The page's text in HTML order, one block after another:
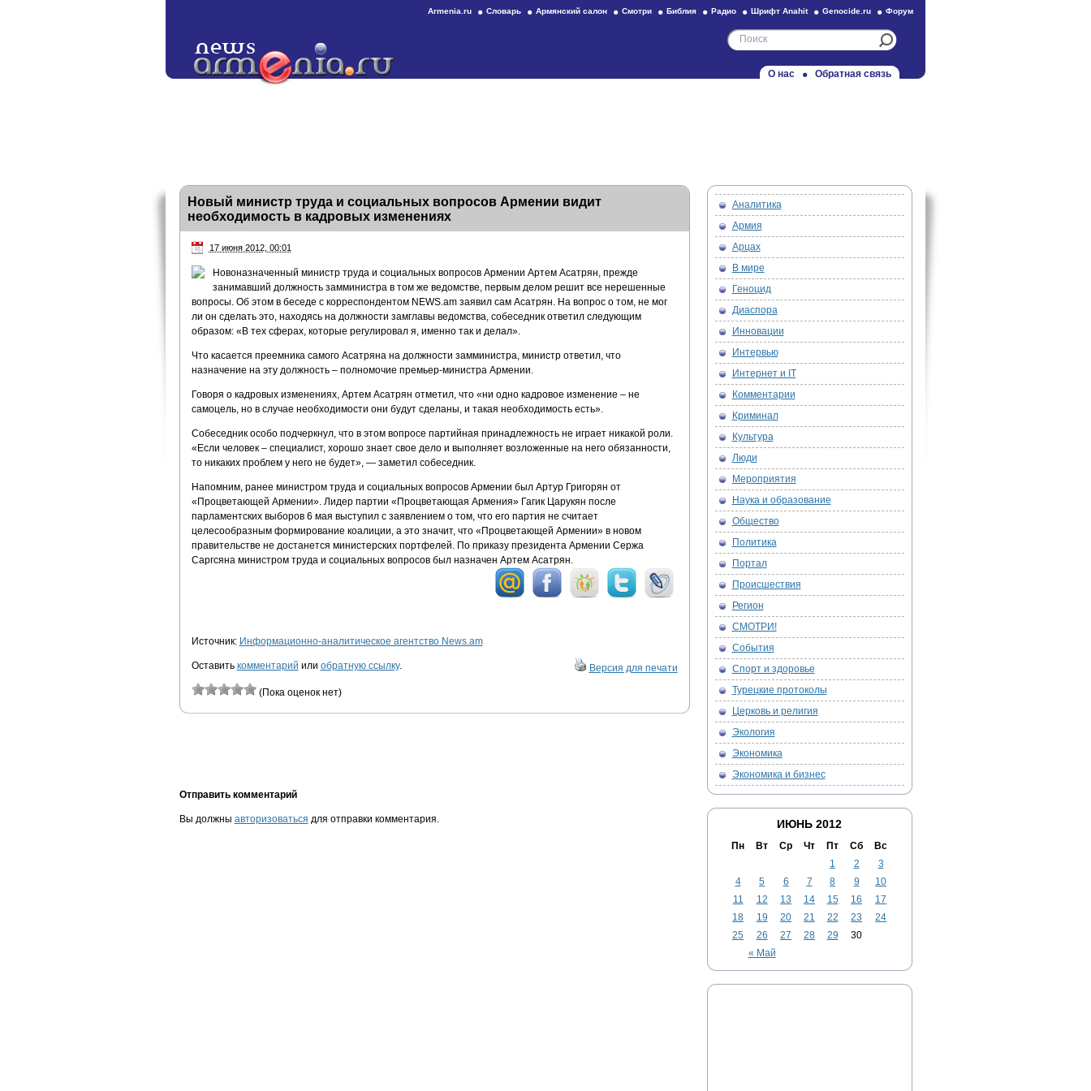
Armenia.ru Словарь Армянский салон Смотри Библия Радио Шрифт Anahit Genocide.ru Форум
О нас Обратная связь
Новый министр труда и социальных вопросов Армении видит
необходимость в кадровых изменениях
17 июня 2012, 00:01
Новоназначенный министр труда и социальных вопросов Армении Артем Асатрян, прежде
занимавший должность замминистра в том же ведомстве, первым делом решит все нерешенные
вопросы. Об этом в беседе с корреспондентом NEWS.am заявил сам Асатрян. На вопрос о том, не мог
ли он сделать это, находясь на должности замглавы ведомства, собеседник ответил следующим
образом: «В тех сферах, которые регулировал я, именно так и делал».
Что касается преемника самого Асатряна на должности замминистра, министр ответил, что
назначение на эту должность – полномочие премьер-министра Армении.
Говоря о кадровых изменениях, Артем Асатрян отметил, что «ни одно кадровое изменение – не
самоцель, но в случае необходимости они будут сделаны, и такая необходимость есть».
Собеседник особо подчеркнул, что в этом вопросе партийная принадлежность не играет никакой роли.
«Если человек – специалист, хорошо знает свое дело и выполняет возложенные на него обязанности,
то никаких проблем у него не будет», — заметил собеседник.
Напомним, ранее министром труда и социальных вопросов Армении был Артур Григорян от
«Процветающей Армении». Лидер партии «Процветающая Армения» Гагик Царукян после
парламентских выборов 6 мая выступил с заявлением о том, что его партия не считает
целесообразным формирование коалиции, а это значит, что «Процветающей Армении» в новом
правительстве не достанется министерских портфелей. По приказу президента Армении Сержа
Саргсяна министром труда и социальных вопросов был назначен Артем Асатрян.
Источник: Информационно-аналитическое агентство News.am
Оставить комментарий или обратную ссылку. Версия для печати
(Пока оценок нет)
Отправить комментарий
Вы должны авторизоваться для отправки комментария.
Аналитика
Армия
Арцах
В мире
Геноцид
Диаспора
Инновации
Интервью
Интернет и IT
Комментарии
Криминал
Культура
Люди
Мероприятия
Наука и образование
Общество
Политика
Портал
Происшествия
Регион
СМОТРИ!
События
Спорт и здоровье
Турецкие протоколы
Церковь и религия
Экология
Экономика
Экономика и бизнес
ИЮНЬ 2012
Пн Вт Ср Чт Пт Сб Вс
« Май
1 2
3
4
5 6 7 8 9
10
11
12 13 14 15 16
17
18
19 20 21 22 23
24
25
26 27 28 29 30